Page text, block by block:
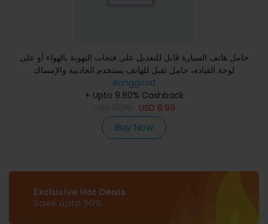
حامل هاتف السيارة قابل للتعديل على فتحات التهوية بالهواء أو على
لوحة القيادة، حامل ثقيل للهاتف يستخدم الجاذبية والإمساك
Banggood
+ Upto 9.80% Cashback
USD 8.99
Buy Now